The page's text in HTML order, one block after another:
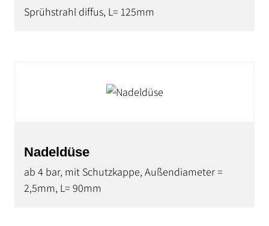
Sprühstrahl diffus, L= 125mm
Nadeldüse
ab 4 bar, mit Schutzkappe, Außendiameter =
2,5mm, L= 90mm